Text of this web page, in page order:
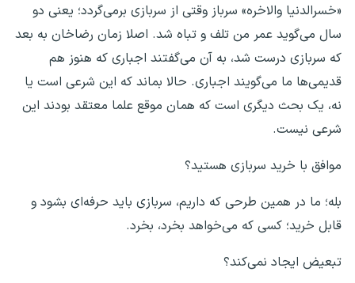
«خسرالدنیا والاخره» سرباز وقتی از سربازی برمی‌گردد؛ یعنی دو
سال می‌گوید عمر من تلف و تباه شد. اصلا زمان رضاخان به بعد
که سربازی درست شد، به آن می‌گفتند اجباری که هنوز هم
قدیمی‌ها ما می‌گویند اجباری. حالا بماند که این شرعی است یا
نه، یک بحث دیگری است که همان موقع علما معتقد بودند این
شرعی نیست.
موافق با خرید سربازی هستید؟
بله؛ ما در همین طرحی که داریم، سربازی باید حرفه‌ای بشود و
قابل خرید؛ کسی که می‌خواهد بخرد، بخرد.
تبعیض ایجاد نمی‌کند؟